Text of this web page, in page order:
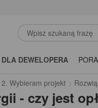
DEWELOPERA
2. Wybieram projekt
- czy jest